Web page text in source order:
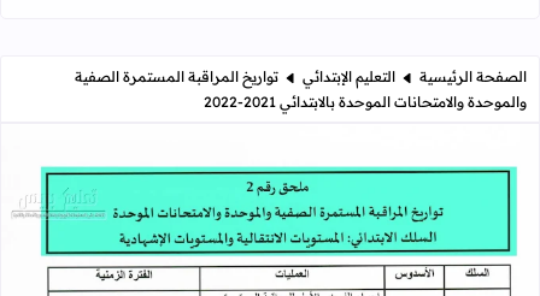
الصفحة الرئيسية التعليم الإبتدائي
تواريخ المراقبة المستمرة الصفية
والموحدة والامتحانات الموحدة بالابتدائي 2021-2022